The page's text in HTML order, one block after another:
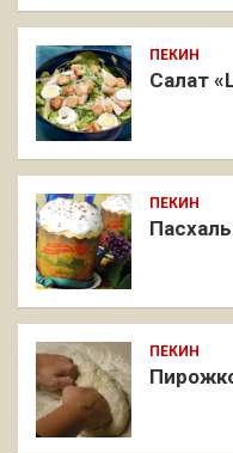
ПЕКИН
Салат
ПЕКИН
ПЕКИН